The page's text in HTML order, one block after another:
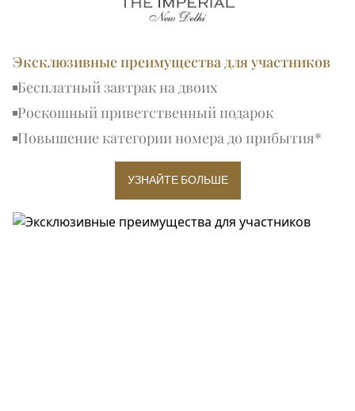
Эксклюзивные преимущества для участников
Бесплатный завтрак на двоих
Роскошный приветственный подарок
Повышение категории номера до прибытия*
УЗНАЙТЕ БОЛЬШЕ